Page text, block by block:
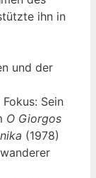
ihn in
und der
Sein
O Giorgos
(1978)